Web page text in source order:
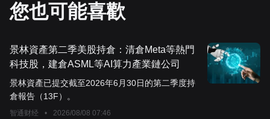
您也可能喜歡
景林資產第二季美股持倉：清倉Meta等熱門
科技股，建倉ASML等AI算力產業鏈公司
景林資產已提交截至2026年6月30日的第二季度持
倉報告（13F）。
智通财经 • 2026/08/08 07:46